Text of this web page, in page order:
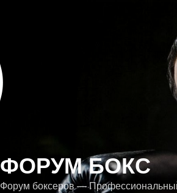
ФОРУМ БОКС
Форум боксеров —